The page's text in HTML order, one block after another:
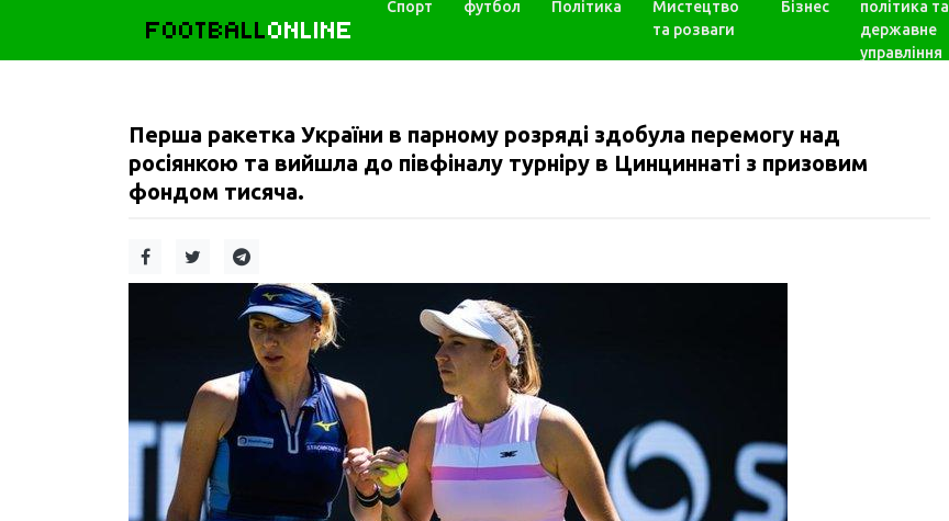
FOOTBALLONLINE
Спорт футбол Політика
Мистецтво
та розваги
Бізнес
політика та
державне
управління
Перша ракетка України в парному розряді здобула перемогу над
росіянкою та вийшла до півфіналу турніру в Цинциннаті з призовим
фондом тисяча.